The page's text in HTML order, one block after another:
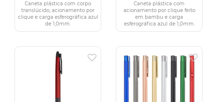
Caneta plástica com corpo
translúcido, acionamento por
clique e carga esferográfica azul
de 1,0mm.
Caneta plástica com
acionamento por clique feito
em bambu e carga
esferográfica azul de 1,0mm.